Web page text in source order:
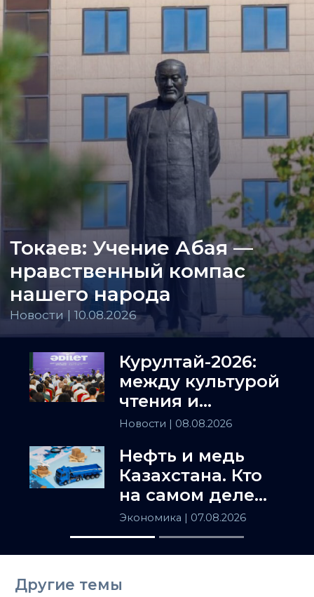
Токаев: Учение Абая —
нравственный компас
нашего народа
Новости | 10.08.2026
Курултай-2026:
между культурой
чтения и
искусством
Новости | 08.08.2026
Нефть и медь
Казахстана. Кто
на самом деле
держит
Центральную
Азию
Экономика | 07.08.2026
Другие темы